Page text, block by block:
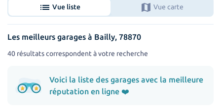
list Vue liste map Vue carte
Les meilleurs garages à Bailly, 78870
40 résultats correspondent à votre recherche
Voici la liste des garages avec la meilleure
réputation en ligne ❤️